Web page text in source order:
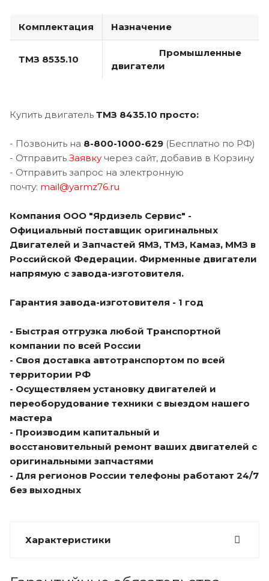
Комплектация Назначение
ТМЗ 8535.10
Промышленные
двигатели
Купить двигатель ТМЗ 8435.10 просто:
- Позвонить на 8-800-1000-629 (Бесплатно по РФ)
- Отправить Заявку через сайт, добавив в Корзину
- Отправить запрос на электронную
почту: mail@yarmz76.ru
Компания ООО "Ярдизель Сервис" -
Официальный поставщик оригинальных
Двигателей и Запчастей ЯМЗ, ТМЗ, Камаз, ММЗ в
Российской Федерации. Фирменные двигатели
напрямую с завода-изготовителя.
Гарантия завода-изготовителя - 1 год
- Быстрая отгрузка любой Транспортной
компании по всей России
- Своя доставка автотранспортом по всей
территории РФ
- Осуществляем установку двигателей и
переоборудование техники с выездом нашего
мастера
- Производим капитальный и
восстановительный ремонт ваших двигателей с
оригинальными запчастями
- Для регионов России телефоны работают 24/7
без выходных
Характеристики